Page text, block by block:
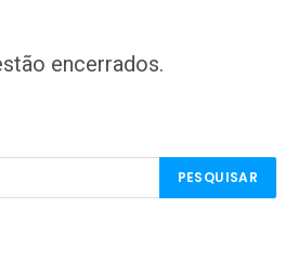
encerrados.